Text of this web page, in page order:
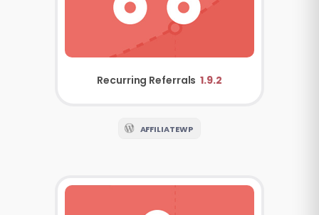
Recurring Referrals 1.9.2
AFFILIATEWP